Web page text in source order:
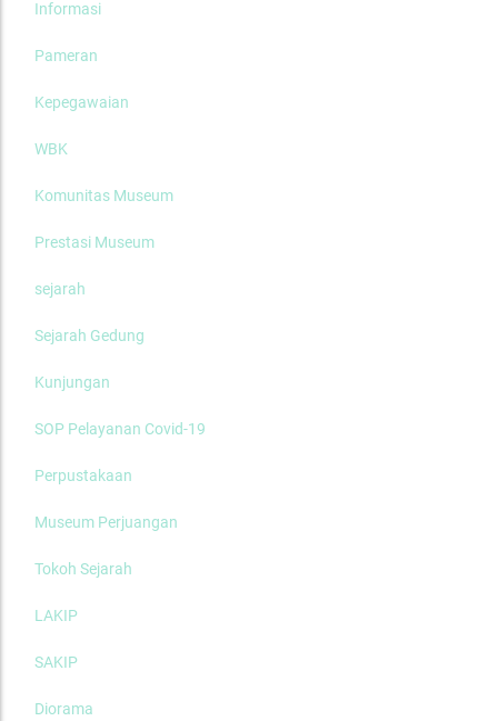
Informasi
Pameran
Kepegawaian
WBK
Komunitas Museum
Prestasi Museum
sejarah
Sejarah Gedung
Kunjungan
SOP Pelayanan Covid-19
Perpustakaan
Museum Perjuangan
Tokoh Sejarah
LAKIP
SAKIP
Diorama